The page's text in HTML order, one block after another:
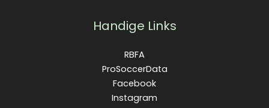
Handige Links
RBFA
ProSoccerData
Facebook
Instagram